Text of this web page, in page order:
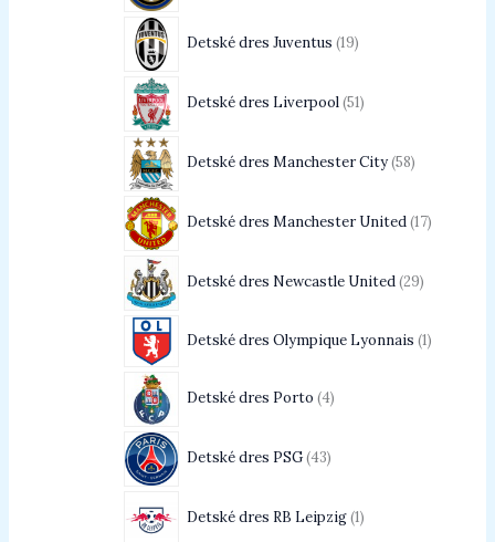
Detské dres Juventus 19
Detské dres Liverpool 51
Detské dres Manchester City 58
Detské dres Manchester United 17
Detské dres Newcastle United 29
Detské dres Olympique Lyonnais 1
Detské dres Porto 4
Detské dres PSG 43
Detské dres RB Leipzig 1